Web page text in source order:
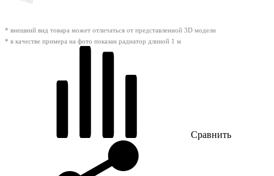
* внешний вид товара может отличаться от представленной 3D модели
* в качестве примера на фото показан радиатор длиной 1 м
Сравнить